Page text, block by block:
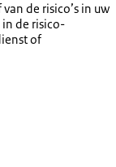
de risico’s in uw
de risico-
of